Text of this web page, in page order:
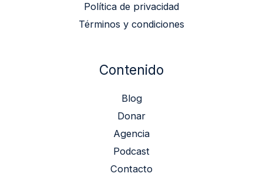
Política de privacidad
Términos y condiciones
Contenido
Blog
Donar
Agencia
Podcast
Contacto